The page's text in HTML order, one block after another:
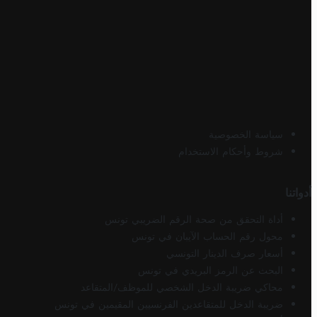
سياسة الخصوصية
شروط وأحكام الاستخدام
أدواتنا
أداة التحقق من صحة الرقم الضريبي تونس
محول رقم الحساب الآيبان في تونس
أسعار صرف الدينار التونسي
البحث عن الرمز البريدي في تونس
محاكي ضريبة الدخل الشخصي للموظف/المتقاعد
ضريبة الدخل للمتقاعدين الفرنسيين المقيمين في تونس